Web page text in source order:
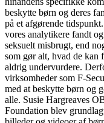
beskytte børn og deres
på et afgørende
vores analytikere fandt
seksuelt misbrugt, end
som gør alt, hvad de kan
aldrig undervurdere.
virksomheder som F-
med at beskytte børn og
alle. Susie Hargreaves
Foundation blev